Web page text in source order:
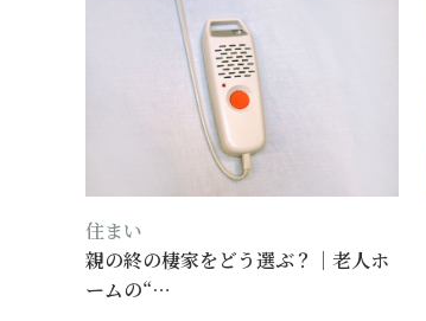
住まい
親の終の棲家をどう選ぶ？｜老人ホ
ームの“…